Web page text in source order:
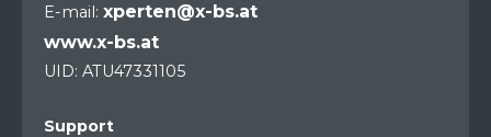
E-mail: xperten@x-bs.at
www.x-bs.at
UID: ATU47331105
Support